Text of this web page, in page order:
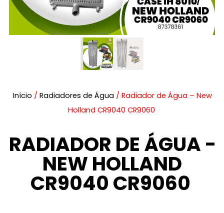
Início / Radiadores de Água/ Radiador de Água – New
Holland CR9040 CR9060
RADIADOR DE ÁGUA -
NEW HOLLAND
CR9040 CR9060